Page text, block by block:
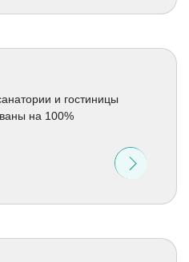
и гостиницы
на 100%